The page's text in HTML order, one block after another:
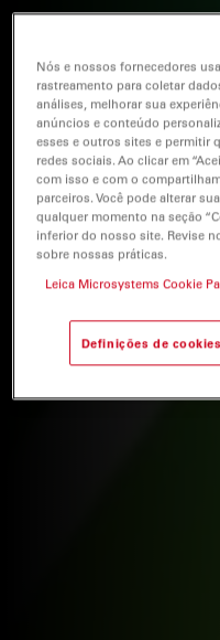
Nós e nossos fornecedores
rastreamento para coletar
análises, melhorar sua
anúncios e conteúdo
esses e outros sites e permitir
redes sociais. Ao clicar em
com isso e com o
parceiros. Você pode alterar
qualquer momento na seção
inferior do nosso site. Revise
sobre nossas práticas.
Leica Microsystems Cookie
Definições de cookies